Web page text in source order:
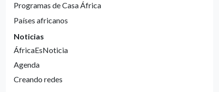
Programas de Casa África
Países africanos
Noticias
ÁfricaEsNoticia
Agenda
Creando redes